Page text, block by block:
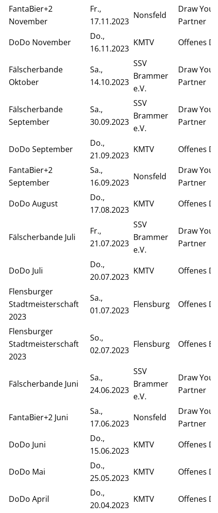
FantaBier+2
November
Fr.,
17.11.2023
Nonsfeld
Draw Your
Partner
DoDo November
Do.,
16.11.2023
KMTV Offenes
Fälscherbande
Oktober
Sa.,
14.10.2023
SSV
Brammer
e.V.
Draw Your
Partner
Fälscherbande
September
Sa.,
30.09.2023
SSV
Brammer
e.V.
Draw Your
Partner
DoDo September
Do.,
21.09.2023
KMTV
Offenes
FantaBier+2
September
Sa.,
16.09.2023
Nonsfeld
Draw Your
Partner
DoDo August
Do.,
17.08.2023
KMTV Offenes
Fälscherbande Juli
Fr.,
21.07.2023
SSV
Brammer
e.V.
Draw Your
Partner
DoDo Juli
Do.,
20.07.2023
KMTV
Offenes
Flensburger
Stadtmeisterschaft
2023
Sa.,
01.07.2023
Flensburg Offenes
Flensburger
Stadtmeisterschaft
2023
So.,
02.07.2023
Flensburg Offenes
Fälscherbande Juni
Sa.,
24.06.2023
SSV
Brammer
e.V.
Draw Your
Partner
FantaBier+2 Juni
Sa.,
17.06.2023
Nonsfeld
Draw Your
Partner
DoDo Juni
Do.,
15.06.2023
KMTV Offenes
DoDo Mai
Do.,
25.05.2023
KMTV Offenes
DoDo April
Do.,
20.04.2023
KMTV Offenes